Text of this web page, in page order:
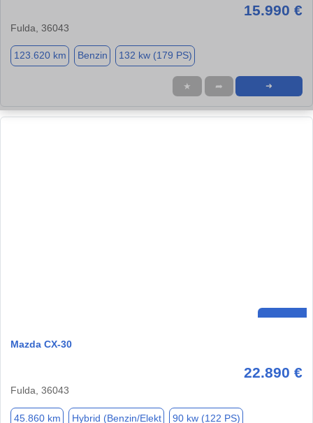
15.990 €
Fulda, 36043
123.620 km Benzin 132 kw (179 PS)
★ ➦ ➜
Mazda CX-30
22.890 €
Fulda, 36043
45.860 km Hybrid (Benzin/Elekt 90 kw (122 PS)